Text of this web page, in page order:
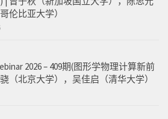
伦比亚大学）
2026 – 409期(图形学物理计算新前
（北京大学），吴佳启（清华大学）